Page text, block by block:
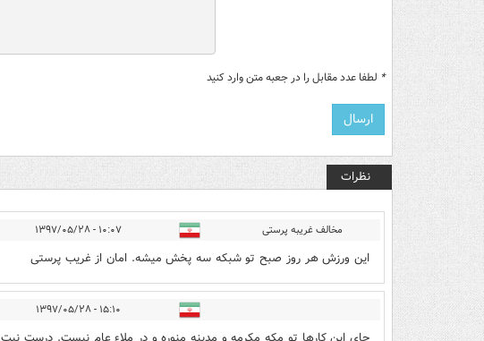
* لطفا عدد مقابل را در جعبه متن وارد کنید
نظرات
مخالف غریبه پرستی ۱۰:۰۷ - ۱۳۹۷/۰۵/۲۸
این ورزش هر روز صبح تو شبکه سه پخش میشه. امان از غریب پرستی
۱۵:۱۰ - ۱۳۹۷/۰۵/۲۸